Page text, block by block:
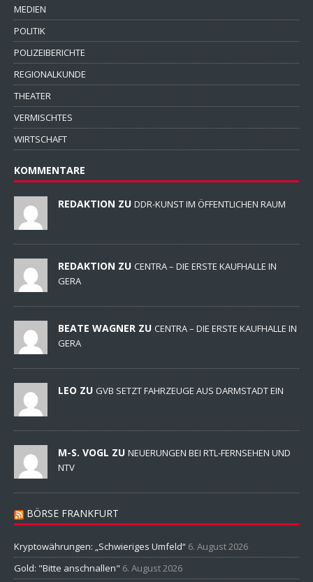
MEDIEN
POLITIK
POLIZEIBERICHTE
REGIONALKUNDE
THEATER
VERMISCHTES
WIRTSCHAFT
KOMMENTARE
REDAKTION ZU DDR-KUNST IM ÖFFENTLICHEN RAUM
REDAKTION ZU CENTRA – DIE ERSTE KAUFHALLE IN
GERA
BEATE WAGNER ZU CENTRA – DIE ERSTE KAUFHALLE IN
GERA
LEO ZU GVB SETZT FAHRZEUGE AUS DARMSTADT EIN
M-S. VOGL ZU NEUERUNGEN BEI RTL-FERNSEHEN UND
NTV
BÖRSE FRANKFURT
Kryptowährungen: „Schwieriges Umfeld“ 6. August 2026
Gold: "Bitte anschnallen" 6. August 2026